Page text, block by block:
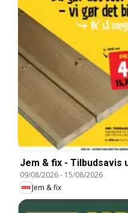
Jem & fix - Tilbudsavis
09/08/2026- 15/08/2026
Jem & fix